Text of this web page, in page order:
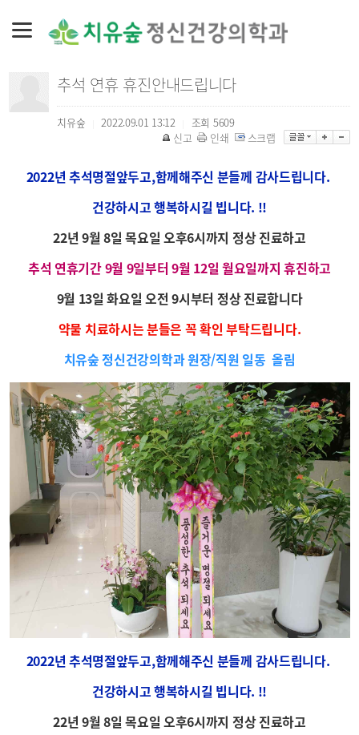
추석 연휴 휴진안내드립니다
치유숲 2022.09.01 13:12 조회 5609
신고
인쇄 스크랩
2022년 추석명절앞두고,함께해주신 분들께 감사드립니다.
건강하시고 행복하시길 빕니다. !!
22년 9월 8일 목요일 오후6시까지 정상 진료하고
추석 연휴기간 9월 9일부터 9월 12일 월요일까지 휴진하고
9월 13일 화요일 오전 9시부터 정상 진료합니다
약물 치료하시는 분들은 꼭 확인 부탁드립니다.
치유숲 정신건강의학과 원장/직원 일동 올림
2022년 추석명절앞두고,함께해주신 분들께 감사드립니다.
건강하시고 행복하시길 빕니다. !!
22년 9월 8일 목요일 오후6시까지 정상 진료하고